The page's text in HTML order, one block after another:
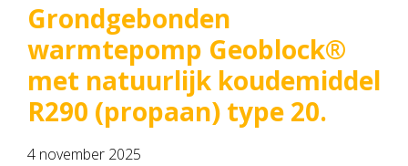
Grondgebonden
warmtepomp Geoblock®
met natuurlijk koudemiddel
R290 (propaan) type 20.
4 november 2025